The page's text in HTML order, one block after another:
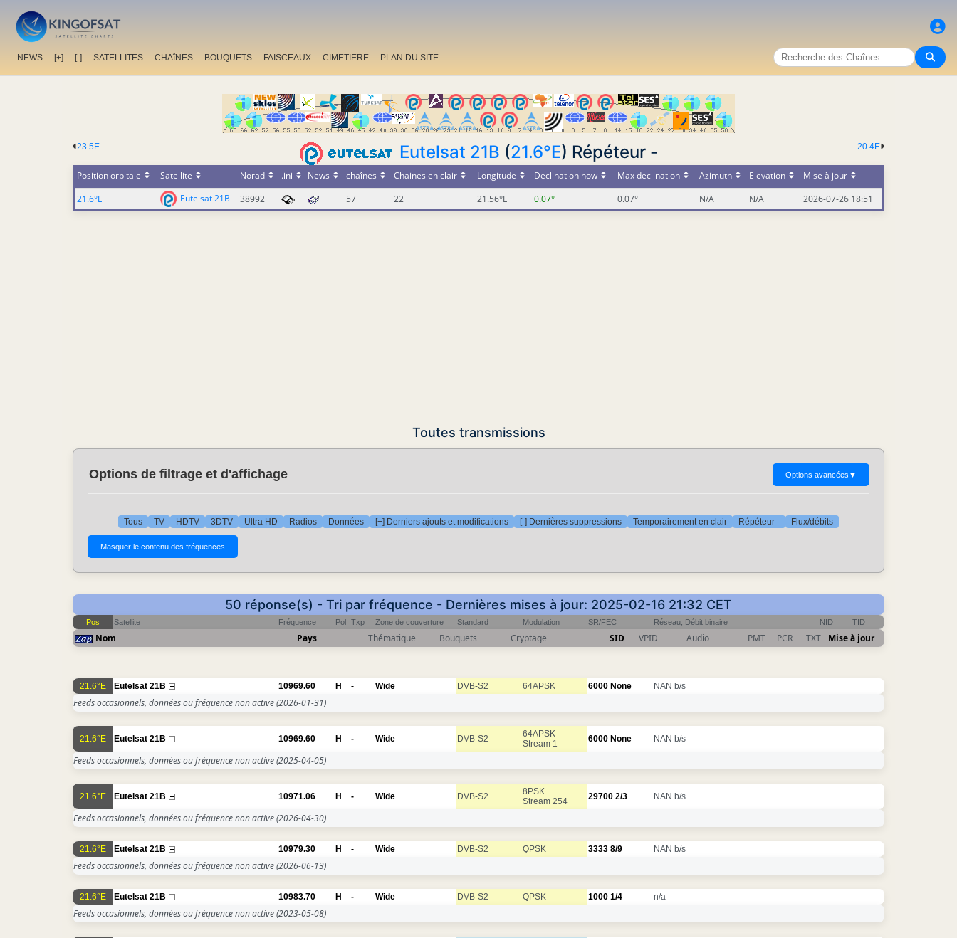
NEWS [+] [-] SATELLITES CHAîNES BOUQUETS FAISCEAUX CIMETIERE PLAN DU SITE
20.4E
23.5E Eutelsat 21B (21.6°E) Répéteur -
Position orbitale Satellite Norad .ini News chaînes Chaines en clair Longitude Declination now Max declination Azimuth Elevation
Mise à jour
21.6°E
Eutelsat 21B 38992 57 22 21.56°E 0.07° 0.07° N/A N/A 2026-07-26 18:51
Toutes transmissions
Options de filtrage et d'affichage Options avancées ▼
Tous TV HDTV 3DTV Ultra HD Radios Données [+] Derniers ajouts et modifications [-] Dernières suppressions Temporairement en clair Répéteur - Flux/débits
50 réponse(s) - Tri par fréquence - Dernières mises à jour: 2025-02-16 21:32 CET
Pos Satellite Fréquence Pol Txp Zone de couverture Standard Modulation SR/FEC Réseau, Débit binaire NID TID
Nom Pays Thématique Bouquets Cryptage SID VPID Audio PMT PCR TXT Mise à jour
21.6°E Eutelsat 21B 10969.60 H - Wide DVB-S2 64APSK 6000 None NAN b/s
Feeds occasionnels, données ou fréquence non active(2026-01-31)
21.6°E Eutelsat 21B 10969.60 H - Wide DVB-S2
64APSK
Stream 1
6000 None NAN b/s
Feeds occasionnels, données ou fréquence non active(2025-04-05)
21.6°E Eutelsat 21B 10971.06 H - Wide DVB-S2
8PSK
Stream 254
29700 2/3 NAN b/s
Feeds occasionnels, données ou fréquence non active(2026-04-30)
21.6°E Eutelsat 21B 10979.30 H - Wide DVB-S2 QPSK 3333 8/9 NAN b/s
Feeds occasionnels, données ou fréquence non active(2026-06-13)
21.6°E Eutelsat 21B 10983.70 H - Wide DVB-S2 QPSK 1000 1/4 n/a
Feeds occasionnels, données ou fréquence non active(2023-05-08)